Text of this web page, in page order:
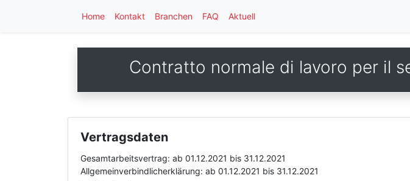
Home Kontakt Branchen FAQ Aktuell
Contratto normale di lavoro per il
Vertragsdaten
Gesamtarbeitsvertrag: ab 01.12.2021 bis 31.12.2021
Allgemeinverbindlicherklärung: ab 01.12.2021 bis 31.12.2021